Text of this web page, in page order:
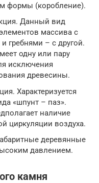
формы (коробление).
Данный вид
массива с
гребнями – с другой.
одну или пару
исключения
древесины.
Характеризуется
«шпунт – паз».
наличие
циркуляции воздуха.
деревянные
давлением.
камня